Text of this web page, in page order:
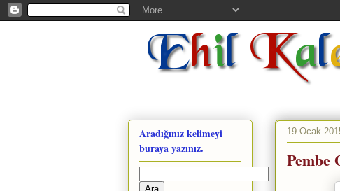
19 Ocak
Pembe
Aradığınız kelimeyi
buraya yazınız.